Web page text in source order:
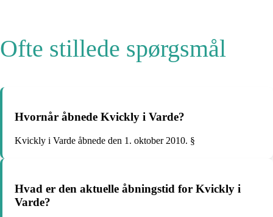
Ofte stillede spørgsmål
Hvornår åbnede Kvickly i Varde?
Kvickly i Varde åbnede den 1. oktober 2010. §
Hvad er den aktuelle åbningstid for Kvickly i
Varde?